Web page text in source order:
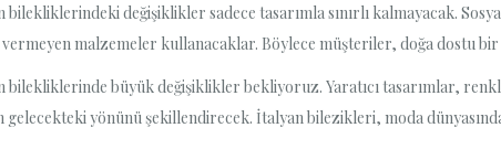
bilekliklerindeki değişiklikler sadece tasarımla sınırlı kalmayacak.
malzemeler kullanacaklar. Böylece müşteriler, doğa dostu
bilekliklerinde büyük değişiklikler bekliyoruz. Yaratıcı tasarımlar,
yönünü şekillendirecek. İtalyan bilezikleri, moda